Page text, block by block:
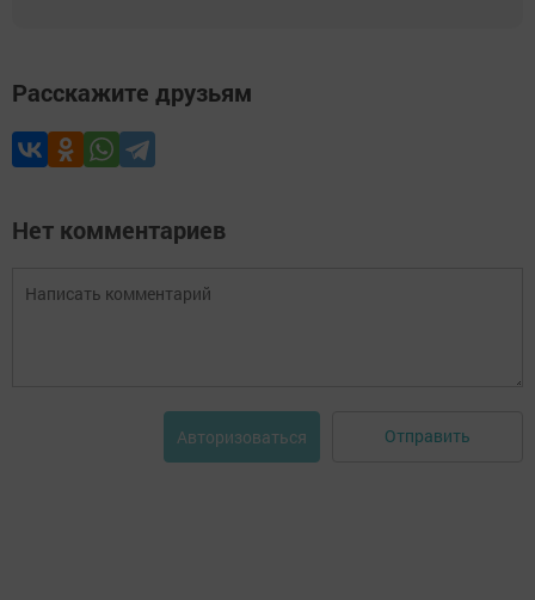
Расскажите друзьям
Нет комментариев
Авторизоваться Отправить